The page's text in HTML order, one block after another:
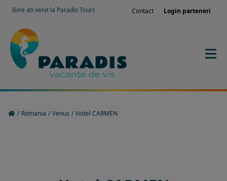
Bine ati venit la Paradis Tours Contact Login parteneri
/ Romania / Venus / Hotel CARMEN